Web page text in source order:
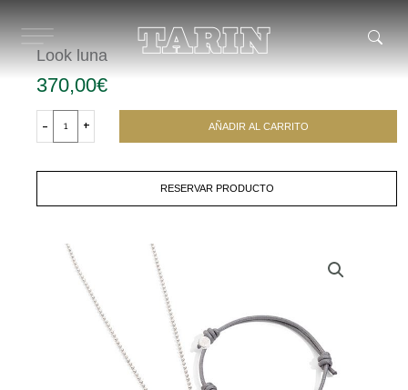
contenido
Look luna
370,00€
- + AÑADIR AL CARRITO
RESERVAR PRODUCTO